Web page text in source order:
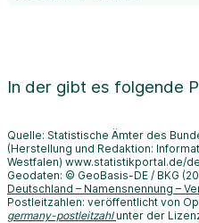
In der gibt es folgende
Quelle: Statistische Ämter des
(Herstellung und Redaktion:
Westfalen) www.statistikportal.de/
Geodaten: © GeoBasis-DE / BKG
Deutschland – Namensnennung –
Postleitzahlen: veröffentlicht von
germany-postleitzahl unter der